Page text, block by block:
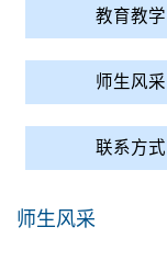
教育教学
师生风采
联系方式
师生风采